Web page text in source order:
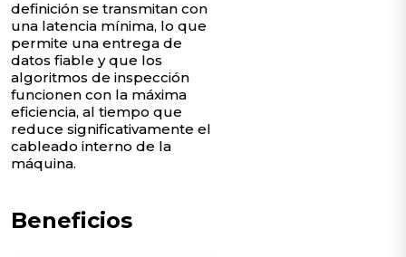
definición se transmitan con
una latencia mínima, lo que
permite una entrega de
datos fiable y que los
algoritmos de inspección
funcionen con la máxima
eficiencia, al tiempo que
reduce significativamente el
cableado interno de la
máquina.
Beneficios